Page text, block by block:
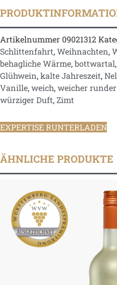
Artikelnummer 09021312
Schlittenfahrt,Weihnachten,
behagliche Wärme,bottwartal,
Glühwein,kalte Jahreszeit,
Vanille,weich,weicher
würziger Duft,Zimt
EXPERTISE RUNTERLADEN
ÄHNLICHE PRODUKTE